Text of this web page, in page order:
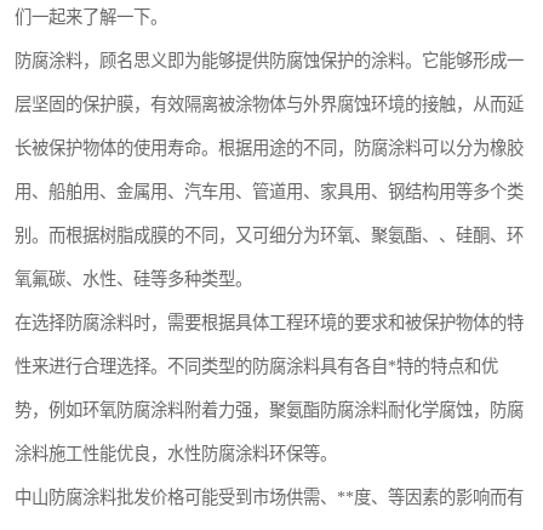
们一起来了解一下。
防腐涂料，顾名思义即为能够提供防腐蚀保护的涂料。它能够形成一
层坚固的保护膜，有效隔离被涂物体与外界腐蚀环境的接触，从而延
长被保护物体的使用寿命。根据用途的不同，防腐涂料可以分为橡胶
用、船舶用、金属用、汽车用、管道用、家具用、钢结构用等多个类
别。而根据树脂成膜的不同，又可细分为环氧、聚氨酯、、硅酮、环
氧氟碳、水性、硅等多种类型。
在选择防腐涂料时，需要根据具体工程环境的要求和被保护物体的特
性来进行合理选择。不同类型的防腐涂料具有各自*特的特点和优
势，例如环氧防腐涂料附着力强，聚氨酯防腐涂料耐化学腐蚀，防腐
涂料施工性能优良，水性防腐涂料环保等。
中山防腐涂料批发价格可能受到市场供需、**度、等因素的影响而有